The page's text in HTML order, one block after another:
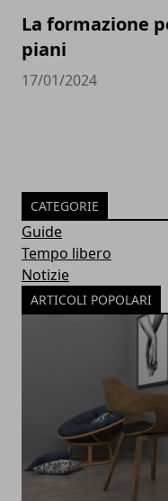
La formazione
piani
17/01/2024
CATEGORIE
Guide
Tempo libero
Notizie
ARTICOLI POPOLARI